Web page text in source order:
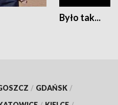
Było tak...
/ GDAŃSK /